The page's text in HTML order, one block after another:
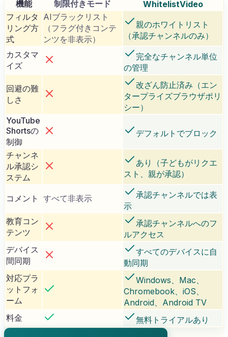
機能 制限付きモード
WhitelistVideo
フィルタ
リング方
式
AIブラックリスト
（フラグ付きコンテ
ンツを非表示）
親のホワイトリスト
（承認チャンネルのみ）
カスタマ
イズ
完全なチャンネル単位
の管理
回避の難
しさ
改ざん防止済み（エン
タープライズブラウザポリ
シー）
YouTube
Shortsの
制御
デフォルトでブロック
チャンネ
ル承認シ
ステム
あり（子どもがリクエ
スト、親が承認）
コメント すべて非表示
承認チャンネルでは表
示
教育コン
テンツ
承認チャンネルへのフ
ルアクセス
デバイス
間同期
すべてのデバイスに自
動同期
対応プラ
ットフォ
ーム
Windows、Mac、
Chromebook、iOS、
Android、Android TV
料金
無料トライアルあり